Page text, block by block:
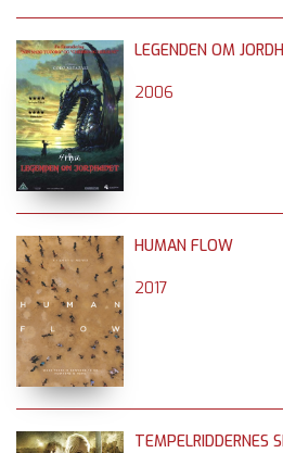
LEGENDEN OM
2006
HUMAN FLOW
2017
TEMPELRIDDERNES